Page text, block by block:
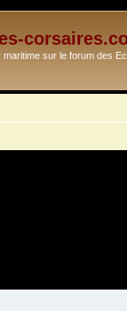
sur le forum des